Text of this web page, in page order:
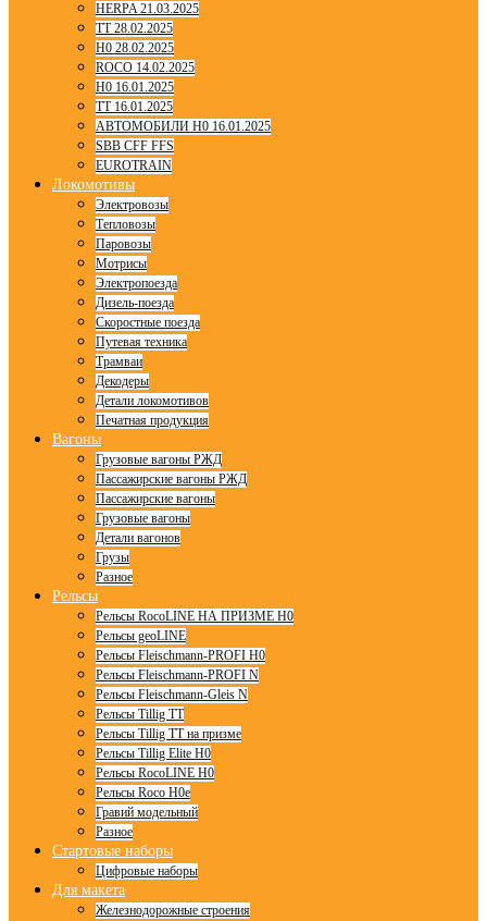
HERPA 21.03.2025
TT 28.02.2025
H0 28.02.2025
ROCO 14.02.2025
H0 16.01.2025
TT 16.01.2025
АВТОМОБИЛИ H0 16.01.2025
SBB CFF FFS
EUROTRAIN
Локомотивы
Электровозы
Тепловозы
Паровозы
Мотрисы
Электропоезда
Дизель-поезда
Скоростные поезда
Путевая техника
Трамваи
Декодеры
Детали локомотивов
Печатная продукция
Вагоны
Грузовые вагоны РЖД
Пассажирские вагоны РЖД
Пассажирские вагоны
Грузовые вагоны
Детали вагонов
Грузы
Разное
Рельсы
Рельсы RocoLINE НА ПРИЗМЕ H0
Рельсы geoLINE
Рельсы Fleischmann-PROFI H0
Рельсы Fleischmann-PROFI N
Рельсы Fleischmann-Gleis N
Рельсы Tillig TT
Рельсы Tillig TT на призме
Рельсы Tillig Elite H0
Рельсы RocoLINE H0
Рельсы Roco H0e
Гравий модельный
Разное
Стартовые наборы
Цифровые наборы
Для макета
Железнодорожные строения